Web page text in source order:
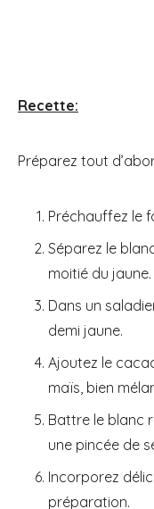
Recette:
Préparez tout
Préchauffez le
Séparez le
moitié du jaune.
Dans un
demi jaune.
Ajoutez le
maïs, bien
Battre le blanc
une pincée de
Incorporez
préparation.